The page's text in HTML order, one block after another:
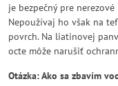
je bezpečný pre
Nepoužívaj ho však na
povrch. Na liatinovej
octe môže narušiť
Otázka: Ako sa zbavím